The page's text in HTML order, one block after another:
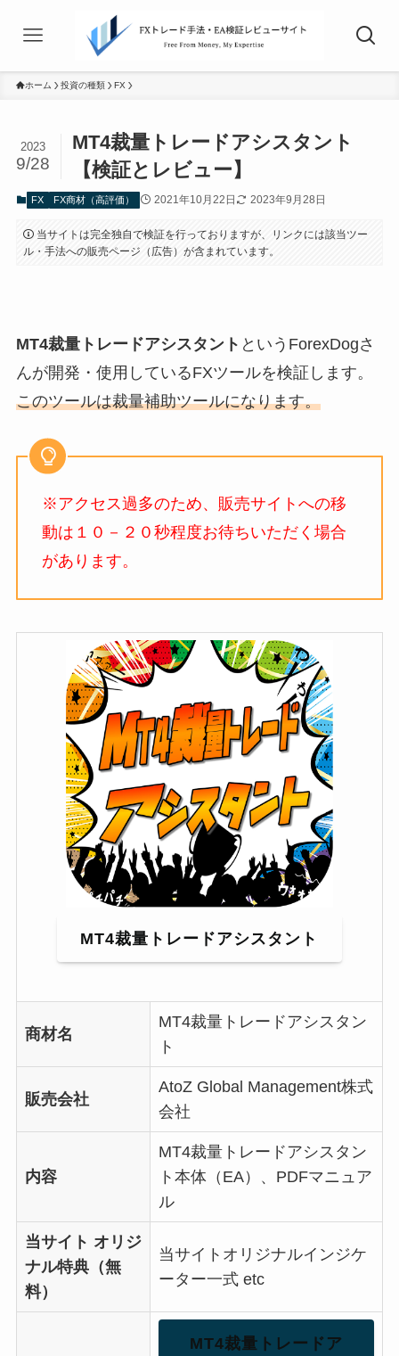
ホーム 投資の種類 FX
MT4裁量トレードアシスタント
【検証とレビュー】
2023
9/28
FX FX商材（高評価） 2021年10月22日 2023年9月28日
当サイトは完全独自で検証を行っておりますが、リンクには該当ツー
ル・手法への販売ページ（広告）が含まれています。
MT4裁量トレードアシスタント というForexDogさ
んが開発・使用しているFXツールを検証します。
このツールは裁量補助ツールになります。
※アクセス過多のため、販売サイトへの移
動は１０－２０秒程度お待ちいただく場合
があります。
MT4裁量トレードアシスタント
商材名
MT4裁量トレードアシスタン
ト
販売会社
AtoZ Global Management株式
会社
内容
MT4裁量トレードアシスタン
ト本体（EA）、PDFマニュア
ル
当サイト オリジ
ナル特典（無
料）
当サイトオリジナルインジケ
ーター一式 etc
MT4裁量トレードア